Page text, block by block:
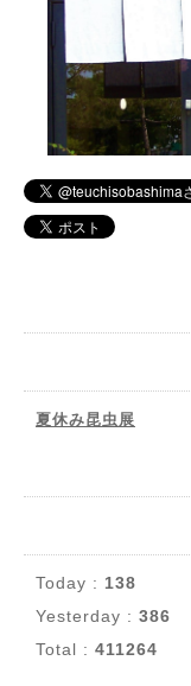
夏休み昆虫展
Today : 138
Yesterday : 386
Total : 411264